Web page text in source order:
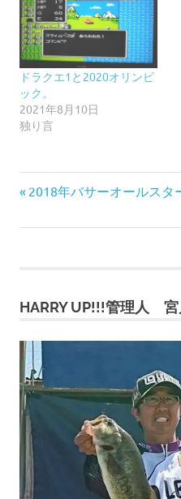
ドラクエ1と2020オリンピ
ック。
2021年8月10日
独り言
投
稿
ビ
ー
シ
ョ
ン
前
記
2018年バサーオールスタ
HARRY UP!!!管理人